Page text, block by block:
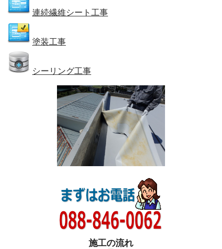
連続繊維シート工事
塗装工事
シーリング工事
施工の流れ